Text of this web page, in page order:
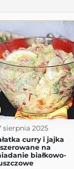
sierpnia 2025
curry i jajka
na
białkowo-